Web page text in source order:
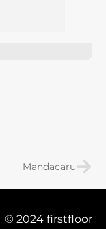
Mandacaru
© 2024 firstfloor